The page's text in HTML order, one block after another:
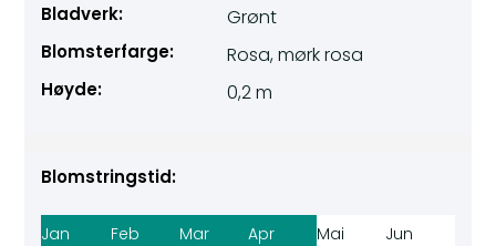
Bladverk: Grønt
Blomsterfarge: Rosa, mørk rosa
Høyde: 0,2 m
Blomstringstid:
Jan Feb Mar Apr Mai Jun